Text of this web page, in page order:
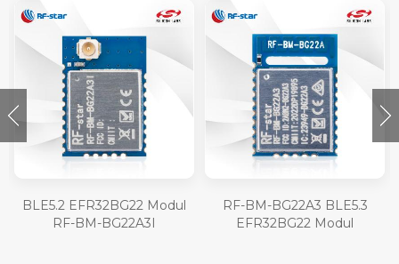
BLE5.2 EFR32BG22 Modul
RF-BM-BG22A3I
RF-BM-BG22A3 BLE5.3
EFR32BG22 Modul